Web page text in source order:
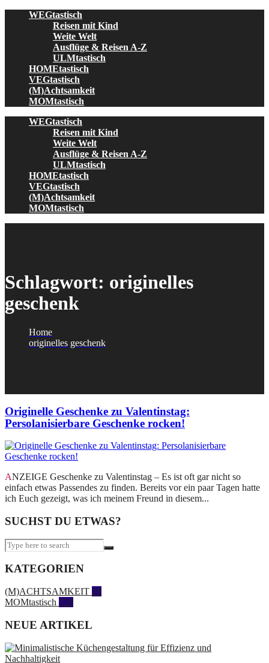
WEGtastisch
Reisen mit Kind
Weite Welt
Ausflüge & Reisen A-Z
ULMtastisch
HOMEtastisch
VEGtastisch
(M)Achtsamkeit
MOMtastisch
WEGtastisch
Reisen mit Kind
Weite Welt
Ausflüge & Reisen A-Z
ULMtastisch
HOMEtastisch
VEGtastisch
(M)Achtsamkeit
MOMtastisch
Schlagwort: originelles
geschenk
Home
originelles geschenk
Originelle Geschenke zu Valentinstag:
Persolanisierbare Geschenke rocken!
ANZEIGE Geschenke zu Valentinstag – Es ist oft gar nicht so
einfach etwas Passendes zu finden. Bereits vor ein paar Tagen hatte
ich Euch gezeigt, was ich meinem Freund in diesem...
SUCHST DU ETWAS?
KATEGORIEN
(M)ACHTSAMKEIT 28
MOMtastisch 328
NEUE ARTIKEL